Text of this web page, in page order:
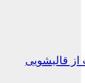
قالیشویی